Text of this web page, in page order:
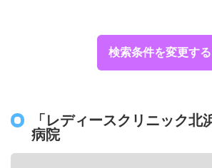
検索条件を変更する
「レディースクリニック北
病院